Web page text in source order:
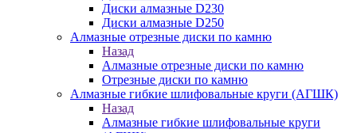
Диски алмазные D230
Диски алмазные D250
Алмазные отрезные диски по камню
Назад
Алмазные отрезные диски по камню
Отрезные диски по камню
Алмазные гибкие шлифовальные круги (АГШК)
Назад
Алмазные гибкие шлифовальные круги